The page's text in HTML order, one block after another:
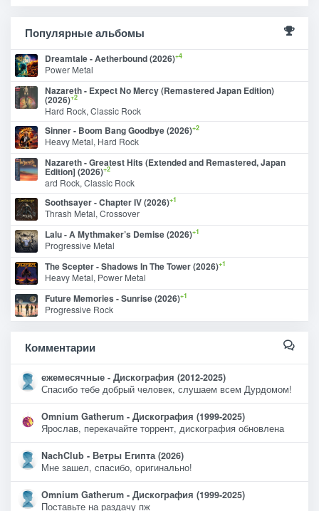
Популярные альбомы
Dreamtale - Aetherbound (2026)+4
Power Metal
Nazareth - Expect No Mercy (Remastered Japan Edition)
(2026)+2
Hard Rock, Classic Rock
Sinner - Boom Bang Goodbye (2026)+2
Heavy Metal, Hard Rock
Nazareth - Greatest Hits (Extended and Remastered, Japan
Edition] (2026)+2
ard Rock, Classic Rock
Soothsayer - Chapter IV (2026)+1
Thrash Metal, Crossover
Lalu - A Mythmaker’s Demise (2026)+1
Progressive Metal
The Scepter - Shadows In The Tower (2026)+1
Heavy Metal, Power Metal
Future Memories - Sunrise (2026)+1
Progressive Rock
Комментарии
ежемесячные - Дискография (2012-2025)
Спасибо тебе добрый человек, слушаем всем Дурдомом!
Omnium Gatherum - Дискография (1999-2025)
Ярослав, перекачайте торрент, дискография обновлена
NachClub - Ветры Египта (2026)
Мне зашел, спасибо, оригинально!
Omnium Gatherum - Дискография (1999-2025)
Поставьте на раздачу пж